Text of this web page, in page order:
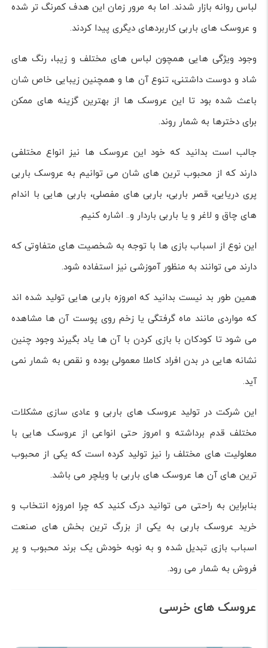
لباس روانه بازار شدند. اما به مرور زمان این هدف کمرنگ تر شده
و عروسک های باربی کاربردهای دیگری پیدا کردند.
وجود ویژگی هایی همچون لباس های مختلف و زیبا، رنگ های
شاد و دوست داشتنی، تنوع آن ها و همچنین زیبایی خاص شان
باعث شده بود تا این عروسک ها از بهترین گزینه های ممکن
برای دخترها به شمار روند.
جالب است بدانید که خود این عروسک ها نیز انواع مختلفی
دارند که از محبوب ترین های شان می توانیم به عروسک باربی
پری دریایی، قصر باربی، باربی های مفصلی، باربی هایی با اندام
های چاق و لاغر و یا باربی باردار و.. اشاره کنیم.
این نوع از اسباب بازی ها با توجه به شخصیت های متفاوتی که
دارند می توانند به منظور آموزشی نیز استفاده شود.
همین طور بد نیست بدانید که امروزه باربی هایی تولید شده اند
که مواردی مانند ماه گرفتگی یا زخم روی پوست آن ها مشاهده
می شود تا کودکان با بازی کردن با آن ها یاد بگیرند وجود چنین
نشانه هایی در بدن افراد کاملا معمولی بوده و نقص به شمار نمی
آید.
این شرکت در تولید عروسک های باربی و عادی سازی مشکلات
مختلف قدم برداشته و امروز حتی انواعی از عروسک هایی با
معلولیت های مختلف را نیز تولید کرده است که یکی از محبوب
ترین های آن ها عروسک های باربی با ویلچر می باشد.
بنابراین به راحتی می توانید درک کنید که چرا امروزه انتخاب و
خرید عروسک باربی به یکی از بزرگ ترین بخش های صنعت
اسباب بازی تبدیل شده و به نوبه خودش یک برند محبوب و پر
فروش به شمار می رود.
عروسک های خرسی